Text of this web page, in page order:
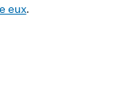
eux.